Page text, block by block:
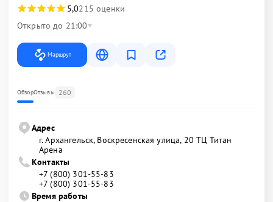
5,0215 оценки
Открыто до 21:00
Маршрут
ОбзорОтзывы 260
Адрес
г. Архангельск, Воскресенская улица, 20 ТЦ Титан
Арена
Контакты
+7 (800) 301-55-83
+7 (800) 301-55-83
Время работы